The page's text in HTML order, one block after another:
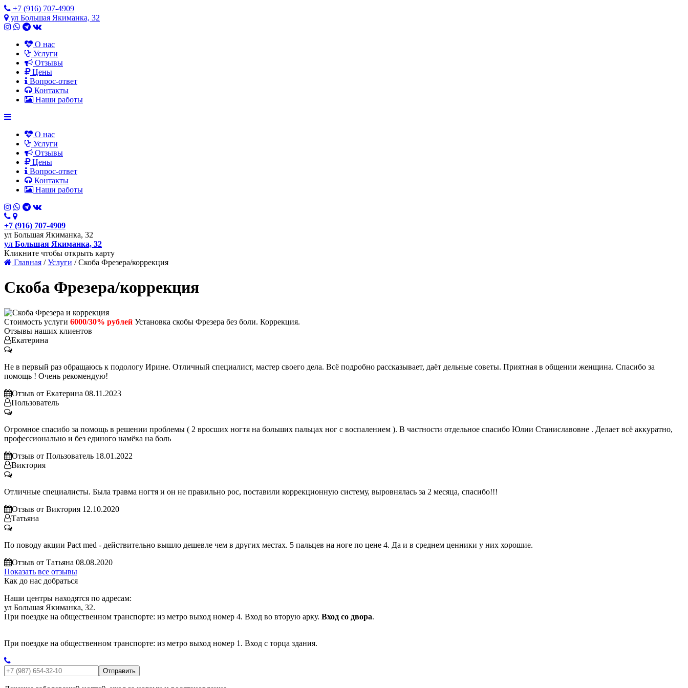
+7 (916) 707-4909
ул Большая Якиманка, 32
О нас
Услуги
Отзывы
Цены
Вопрос-ответ
Контакты
Наши работы
О нас
Услуги
Отзывы
Цены
Вопрос-ответ
Контакты
Наши работы
+7 (916) 707-4909
ул Большая Якиманка, 32
ул Большая Якиманка, 32
Кликните чтобы открыть карту
Главная /Услуги / Скоба Фрезера/коррекция
Скоба Фрезера/коррекция
Стоимость услуги 6000/30% рублей Установка скобы Фрезера без боли. Коррекция.
Отзывы наших клиентов
Екатерина
Не в первый раз обращаюсь к подологу Ирине. Отличный специалист, мастер своего дела. Всё подробно рассказывает, даёт дельные советы. Приятная в общении женщина. Спасибо за
помощь ! Очень рекомендую!
Отзыв от Екатерина 08.11.2023
Пользователь
Огромное спасибо за помощь в решении проблемы ( 2 вросших ногтя на больших пальцах ног с воспалением ). В частности отдельное спасибо Юлии Станиславовне . Делает всё аккуратно,
профессионально и без единого намёка на боль
Отзыв от Пользователь 18.01.2022
Виктория
Отличные специалисты. Была травма ногтя и он не правильно рос, поставили коррекционную систему, выровнялась за 2 месяца, спасибо!!!
Отзыв от Виктория 12.10.2020
Татьяна
По поводу акции Pact med - действительно вышло дешевле чем в других местах. 5 пальцев на ноге по цене 4. Да и в среднем ценники у них хорошие.
Отзыв от Татьяна 08.08.2020
Показать все отзывы
Как до нас добраться
Наши центры находятся по адресам:
ул Большая Якиманка, 32.
При поездке на общественном транспорте: из метро выход номер 4. Вход во вторую арку. Вход со двора.
При поездке на общественном транспорте: из метро выход номер 1. Вход с торца здания.